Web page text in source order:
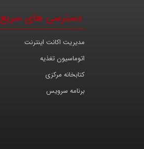
دسترسی های سریع
مدیریت اکانت اینترنت
اتوماسیون تغذیه
کتابخانه مرکزی
برنامه سرویس